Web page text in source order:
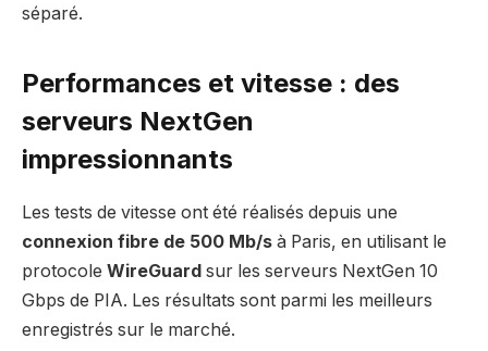
séparé.
Performances et vitesse : des
serveurs NextGen
impressionnants
Les tests de vitesse ont été réalisés depuis une
connexion fibre de 500 Mb/s à Paris, en utilisant le
protocole WireGuard sur les serveurs NextGen 10
Gbps de PIA. Les résultats sont parmi les meilleurs
enregistrés sur le marché.